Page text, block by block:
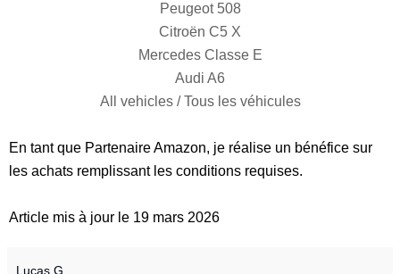
Peugeot 508
Citroën C5 X
Mercedes Classe E
Audi A6
All vehicles / Tous les véhicules
En tant que Partenaire Amazon, je réalise un bénéfice sur
les achats remplissant les conditions requises.
Article mis à jour le 19 mars 2026
Lucas G.